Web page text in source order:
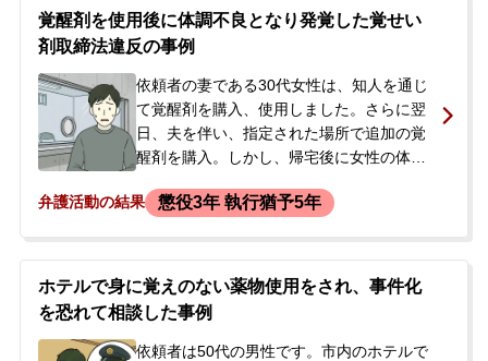
的な対応に不安を感じていました。息子の
早期釈放と、できるだけ重い処分を回避し
たいとの思いから、当事務所の弁護士に相
談し、弁護人の変更を希望されました。
覚醒剤を使用後に体調不良となり発覚した覚せい
剤取締法違反の事例
依頼者の妻である30代女性は、知人を通じ
て覚醒剤を購入、使用しました。さらに翌
日、夫を伴い、指定された場所で追加の覚
醒剤を購入。しかし、帰宅後に女性の体調
を訴えたため、夫が救急車を要請しまし
後に逮捕されました。当初、女性は警察に
対し、夫は無関係だと説明していました
が、勾留質問の際、日本の司法手続きがよ
く分からず不安にかられ、夫の関与も含め
弁護活動の結果 懲役3年 執行猶予5年
ホテルで身に覚えのない薬物使用をされ、事件化
を恐れて相談した事例
依頼者は50代の男性です。市内のホテルで